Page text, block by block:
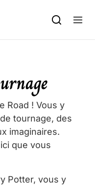
Road ! Vous y
tournage, des
imaginaires.
que vous
Potter, vous y